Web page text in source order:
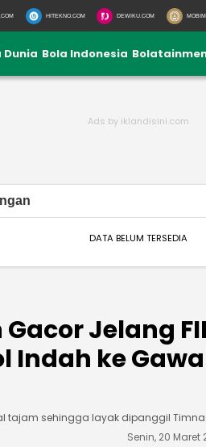
HITEKNO.COM DEWIKU.COM
Dunia Bola Indonesia
DATA BELUM TERSEDIA
Jelang
Indah ke
tajam sehingga layak dipanggil
Senin, 20 Maret